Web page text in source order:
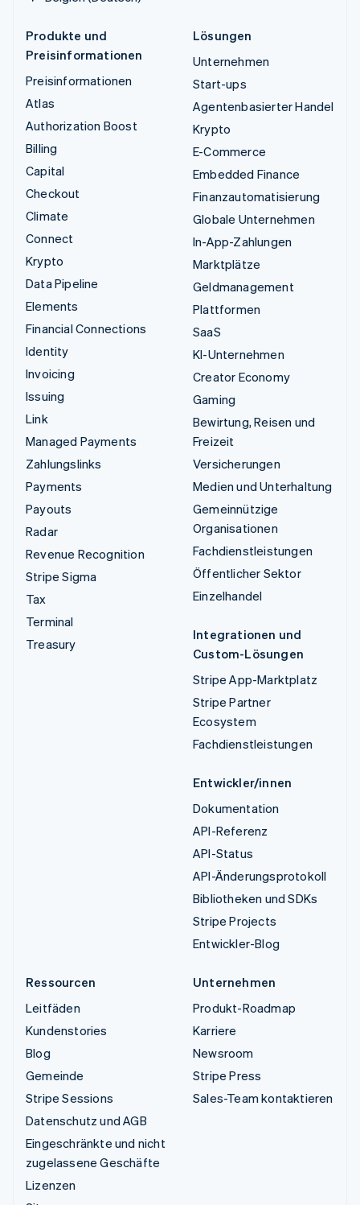
Produkte und
Preisinformationen
Preisinformationen
Atlas
Authorization Boost
Billing
Capital
Checkout
Climate
Connect
Krypto
Data Pipeline
Elements
Financial Connections
Identity
Invoicing
Issuing
Link
Managed Payments
Zahlungslinks
Payments
Payouts
Radar
Revenue Recognition
Stripe Sigma
Tax
Terminal
Treasury
Lösungen
Unternehmen
Start-ups
Agentenbasierter Handel
Krypto
E-Commerce
Embedded Finance
Finanzautomatisierung
Globale Unternehmen
In-App-Zahlungen
Marktplätze
Geldmanagement
Plattformen
SaaS
KI-Unternehmen
Creator Economy
Gaming
Bewirtung, Reisen und
Freizeit
Versicherungen
Medien und Unterhaltung
Gemeinnützige
Organisationen
Fachdienstleistungen
Öffentlicher Sektor
Einzelhandel
Integrationen und
Custom-Lösungen
Stripe App-Marktplatz
Stripe Partner
Ecosystem
Fachdienstleistungen
Entwickler/innen
Dokumentation
API-Referenz
API-Status
API-Änderungsprotokoll
Bibliotheken und SDKs
Stripe Projects
Entwickler-Blog
Ressourcen
Leitfäden
Kundenstories
Blog
Gemeinde
Stripe Sessions
Datenschutz und AGB
Eingeschränkte und nicht
zugelassene Geschäfte
Lizenzen
Unternehmen
Produkt-Roadmap
Karriere
Newsroom
Stripe Press
Sales-Team kontaktieren